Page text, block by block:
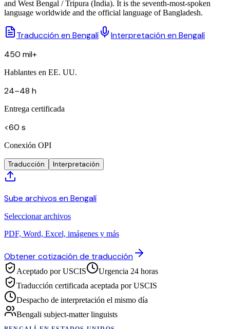
and West Bengal / Tripura (India). It is the seventh-most-spoken
language worldwide and the official language of Bangladesh.
Traducción en Bengalí
Interpretación en Bengalí
450 mil+
Hablantes en EE. UU.
24–48 h
Entrega certificada
<60 s
Conexión OPI
Traducción Interpretación
Sube archivos en Bengalí
Seleccionar archivos
PDF, Word, Excel, imágenes y más
Obtener cotización de traducción
Aceptado por USCIS
Urgencia 24 horas
Traducción certificada aceptada por USCIS
Despacho de interpretación el mismo día
Bengali subject-matter linguists